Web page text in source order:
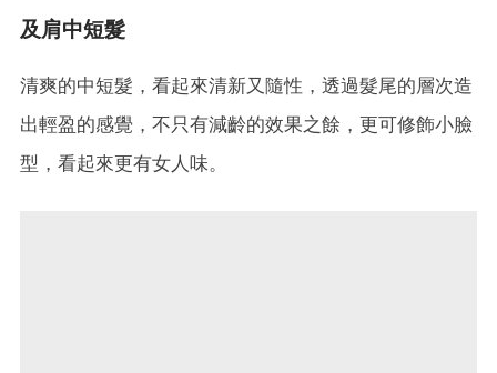
及肩中短髮
清爽的中短髮，看起來清新又隨性，透過髮尾的層次造
出輕盈的感覺，不只有減齡的效果之餘，更可修飾小臉
型，看起來更有女人味。